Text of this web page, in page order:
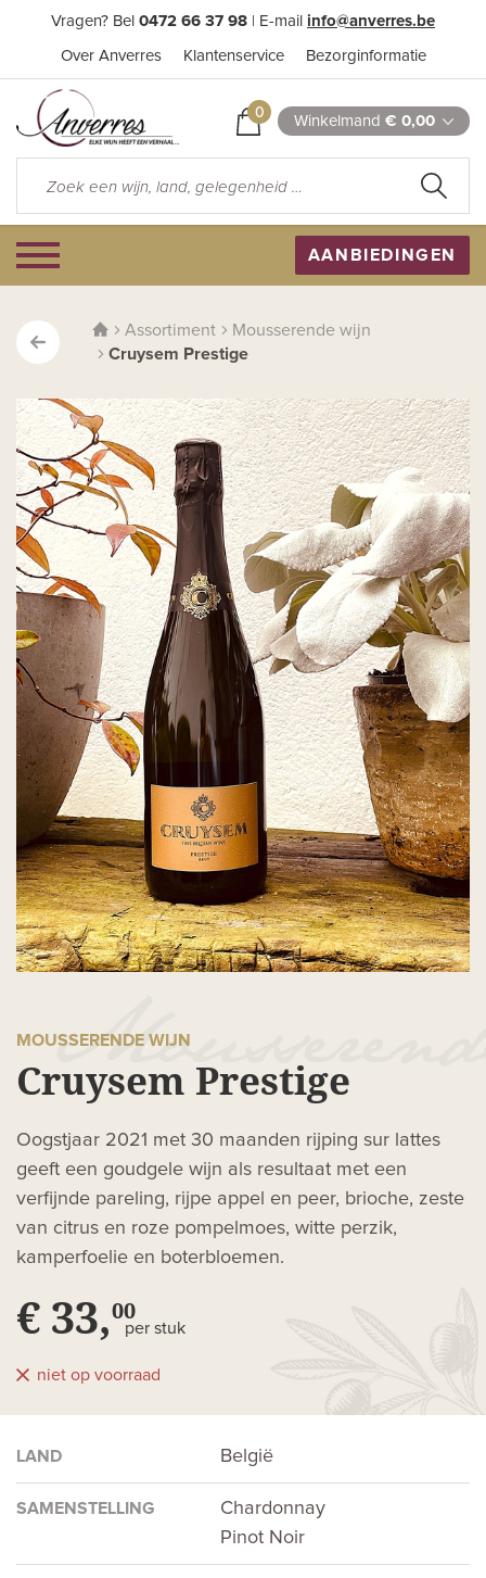
Vragen? Bel 0472 66 37 98 | E-mail info@anverres.be
Over Anverres Klantenservice Bezorginformatie
0 Winkelmand € 0,00
AANBIEDINGEN
Assortiment
Mousserende wijn
Cruysem Prestige
MOUSSERENDE WIJN
Cruysem Prestige
Oogstjaar 2021 met 30 maanden rijping sur lattes
geeft een goudgele wijn als resultaat met een
verfijnde pareling, rijpe appel en peer, brioche, zeste
van citrus en roze pompelmoes, witte perzik,
kamperfoelie en boterbloemen.
€ 33,00
per stuk
niet op voorraad
LAND België
SAMENSTELLING
Chardonnay
Pinot Noir